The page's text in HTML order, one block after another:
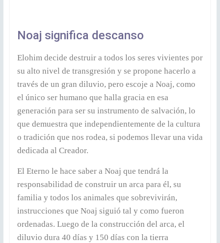
Noaj significa descanso
Elohim decide destruir a todos los seres vivientes por
su alto nivel de transgresión y se propone hacerlo a
través de un gran diluvio, pero escoje a Noaj, como
el único ser humano que halla gracia en esa
generación para ser su instrumento de salvación, lo
que demuestra que independientemente de la cultura
o tradición que nos rodea, si podemos llevar una vida
dedicada al Creador.
El Eterno le hace saber a Noaj que tendrá la
responsabilidad de construir un arca para él, su
familia y todos los animales que sobrevivirán,
instrucciones que Noaj siguió tal y como fueron
ordenadas. Luego de la construcción del arca, el
diluvio dura 40 días y 150 días con la tierra